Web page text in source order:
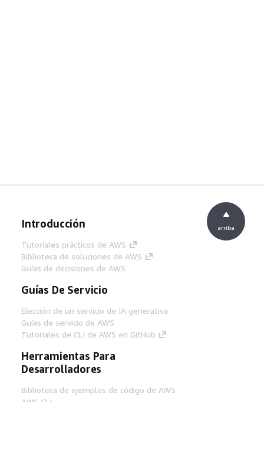
Introducción
Tutoriales prácticos de AWS
Biblioteca de soluciones de AWS
Guías de decisiones de AWS
Guías De Servicio
Elección de un servicio de IA generativa
Guías de servicio de AWS
Tutoriales de CLI de AWS en GitHub
Herramientas Para
Desarrolladores
Biblioteca de ejemplos de código de AWS
AWS CLI
arriba